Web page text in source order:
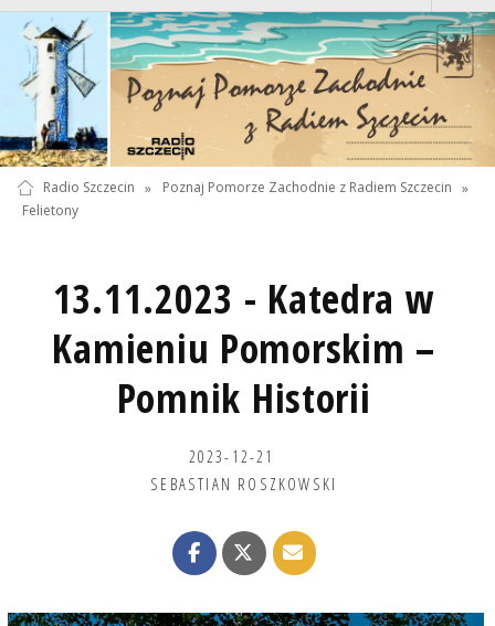
Radio Szczecin » Poznaj Pomorze Zachodnie z Radiem Szczecin »
Felietony
13.11.2023 - Katedra w
Kamieniu Pomorskim –
Pomnik Historii
2023-12-21
SEBASTIAN ROSZKOWSKI